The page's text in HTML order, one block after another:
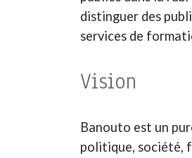
distinguer des
services de
Vision
Banouto est un
politique, société,